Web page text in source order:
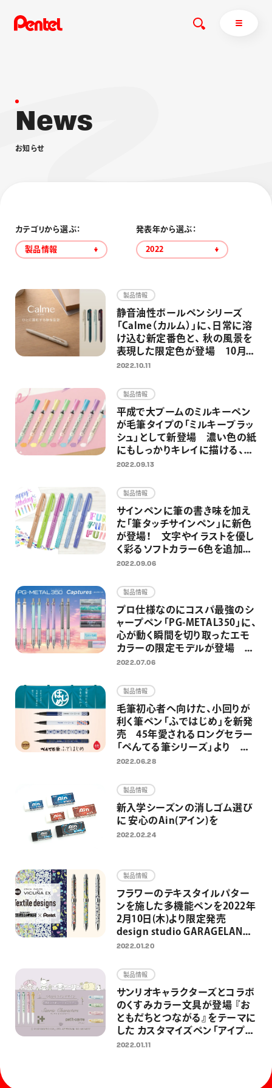
商品を探す
ブラッシュ（筆）
その他
採用情報
運営会社
News
お知 らせ
カテゴリから選ぶ：
製品情報
発表年から選ぶ：
2022
製品情報
静音油性ボールペンシリーズ
「Calme（カルム）」に、日常に溶
け込む新定番色と、 秋の風景を
表現した限定色が登場 10月
20日（木）より発売開始
『2022年度グッドデザイン賞』を
受賞
2022.10.11
製品情報
平成で大ブームのミルキーペン
が毛筆タイプの「ミルキーブラッ
シュ」として新登場 濃い色の紙
にもしっかりキレイに描ける、心
ときめくパステルカラー筆ペン
2022.09.13
製品情報
サインペンに筆の書き味を加え
た「筆タッチサインペン」に新色
が登場！ 文字やイラストを優し
く彩るソフトカラー6色を追加
し、全24色展開に
2022.09.06
製品情報
プロ仕様なのにコスパ最強のシ
ャープペン「PG-METAL350」に、
心が動く瞬間を切り取ったエモ
カラーの限定モデルが登場
2022年7月20日（水）より限定発
2022.07.06
製品情報
毛筆初心者へ向けた、小回りが
利く筆ペン「ふではじめ」を新発
売 45年愛されるロングセラー
「ぺんてる筆シリーズ」より
2022年7月12日発売
2022.06.28
製品情報
新入学シーズンの消しゴム選び
に 安心のAin(アイン)を
2022.02.24
製品情報
フラワーのテキスタイルパター
ンを施した多機能ペンを2022年
2月10日(木)より限定発売
design studio GARAGELAND
とコラボレーション
2022.01.20
製品情報
サンリオキャラクターズとコラボ
のくすみカラー文具が登場 『お
ともだちとつながる』をテーマに
した カスタマイズペン「アイプラ
ス」と修正テープ「プチコレ」の
2022.01.11